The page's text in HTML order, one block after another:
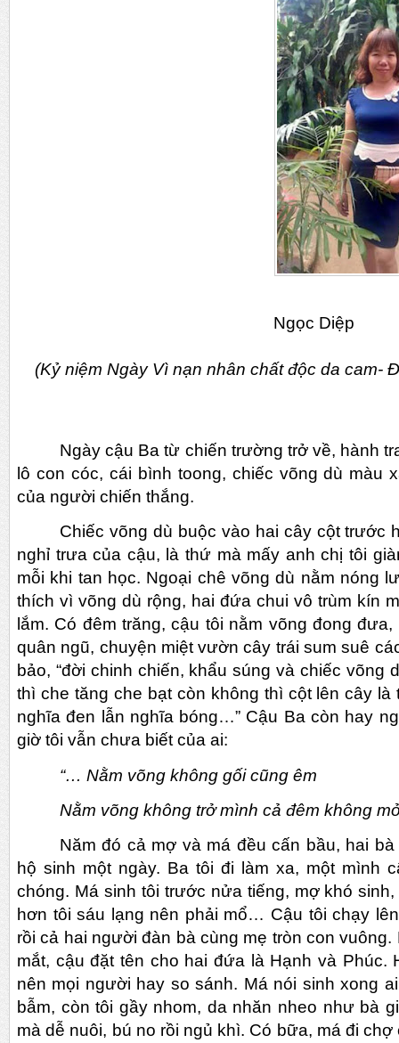
Ngọc Diệp
(Kỷ niệm Ngày Vì nạn nhân chất độc da cam-
Ngày cậu Ba từ chiến trường trở về, hành
lô con cóc, cái bình toong, chiếc võng dù màu
của người chiến thắng.
Chiếc võng dù buộc vào hai cây cột trước
nghỉ trưa của cậu, là thứ mà mấy anh chị tôi
mỗi khi tan học. Ngoại chê võng dù nằm nóng
thích vì võng dù rộng, hai đứa chui vô trùm kín
lắm. Có đêm trăng, cậu tôi nằm võng đong
quân ngũ, chuyện miệt vườn cây trái sum suê
bảo, “đời chinh chiến, khẩu súng và chiếc võng
thì che tăng che bạt còn không thì cột lên cây là
nghĩa đen lẫn nghĩa bóng…” Cậu Ba còn hay
giờ tôi vẫn chưa biết của ai:
“… Nằm võng không gối cũng êm
Nằm võng không trở mình cả đêm không
Năm đó cả mợ và má đều cấn bầu, hai
hộ sinh một ngày. Ba tôi đi làm xa, một mình
chóng. Má sinh tôi trước nửa tiếng, mợ khó
hơn tôi sáu lạng nên phải mổ… Cậu tôi chạy
rồi cả hai người đàn bà cùng mẹ tròn con
mắt, cậu đặt tên cho hai đứa là Hạnh và Phúc.
nên mọi người hay so sánh. Má nói sinh xong
bẫm, còn tôi gầy nhom, da nhăn nheo như bà
mà dễ nuôi, bú no rồi ngủ khì. Có bữa, má đi